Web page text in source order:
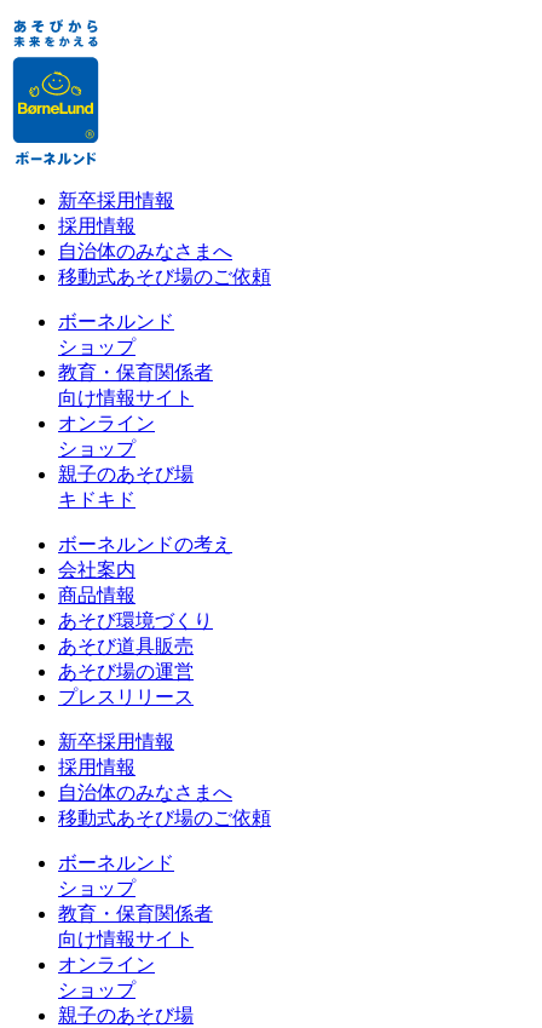
新卒採用情報
採用情報
自治体のみなさまへ
移動式あそび場のご依頼
ボーネルンド
ショップ
教育・保育関係者
向け情報サイト
オンライン
ショップ
親子のあそび場
キドキド
ボーネルンドの考え
会社案内
商品情報
あそび環境づくり
あそび道具販売
あそび場の運営
プレスリリース
新卒採用情報
採用情報
自治体のみなさまへ
移動式あそび場のご依頼
ボーネルンド
ショップ
教育・保育関係者
向け情報サイト
オンライン
ショップ
親子のあそび場